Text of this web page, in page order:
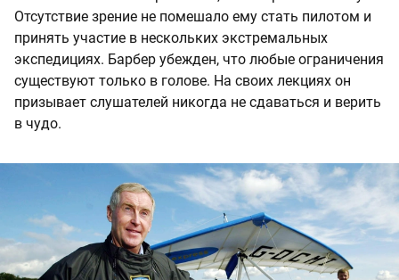
Отсутствие зрение не помешало ему стать пилотом и
принять участие в нескольких экстремальных
экспедициях. Барбер убежден, что любые ограничения
существуют только в голове. На своих лекциях он
призывает слушателей никогда не сдаваться и верить
в чудо.